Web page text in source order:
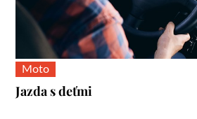
Moto
Jazda s deťmi